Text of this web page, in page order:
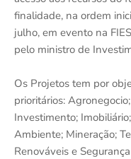
finalidade, na ordem
julho, em evento na
pelo ministro de
Os Projetos tem por
prioritários:
Investimento;
Ambiente; Mineração;
Renováveis e